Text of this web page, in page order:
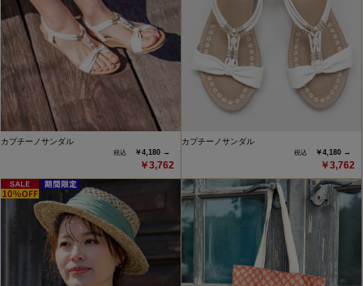
カプチーノサンダル
￥4,180 →
￥3,762
カプチーノサンダル
￥4,180 →
￥3,762